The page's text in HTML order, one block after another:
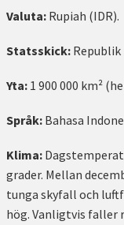
Valuta: Rupiah (IDR).
Statsskick: Republik
Yta: 1 900 000 km²
Språk: Bahasa
Klima:
grader. Mellan
tunga skyfall och
hög. Vanligtvis faller